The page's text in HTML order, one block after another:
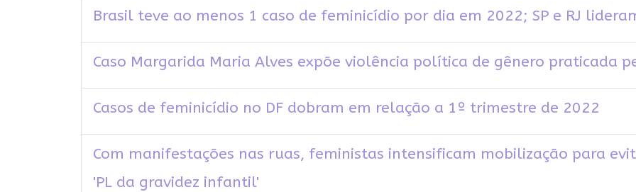
Brasil teve ao menos 1 caso de feminicídio por dia em 2022; SP e RJ
Caso Margarida Maria Alves expõe violência política de gênero praticada
Casos de feminicídio no DF dobram em relação a 1º trimestre de 2022
Com manifestações nas ruas, feministas intensificam mobilização para
'PL da gravidez infantil'